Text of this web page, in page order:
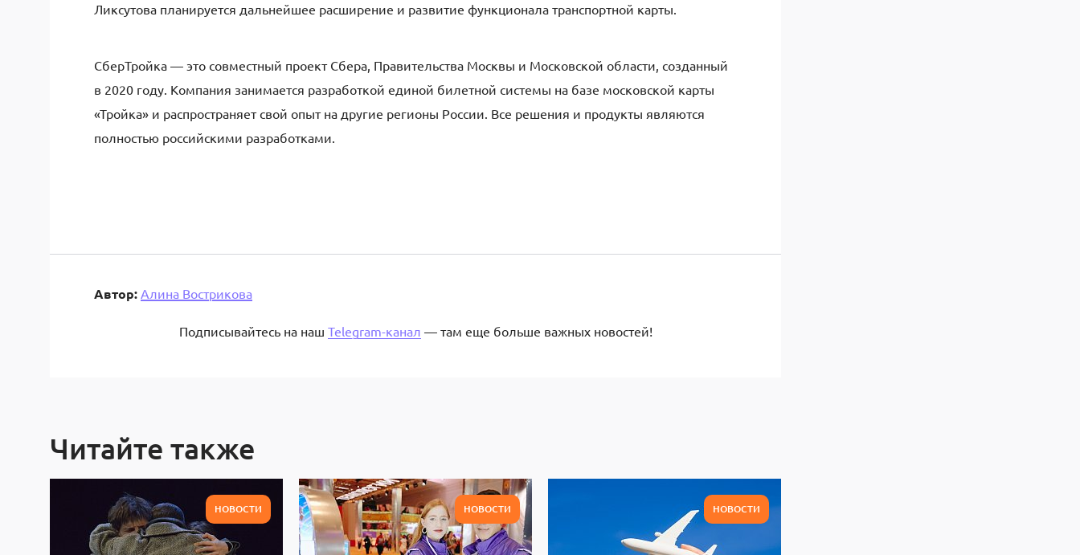
Ликсутова планируется дальнейшее расширение и развитие функционала транспортной карты.
СберТройка — это совместный проект Сбера, Правительства Москвы и Московской области, созданный
в 2020 году. Компания занимается разработкой единой билетной системы на базе московской карты
«Тройка» и распространяет свой опыт на другие регионы России. Все решения и продукты являются
полностью российскими разработками.
Автор: Алина Вострикова
Подписывайтесь на наш Telegram-канал — там еще больше важных новостей!
Читайте также
НОВОСТИ НОВОСТИ НОВОСТИ